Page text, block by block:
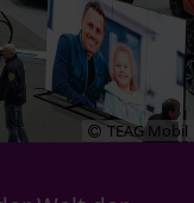
TEAG Mobil